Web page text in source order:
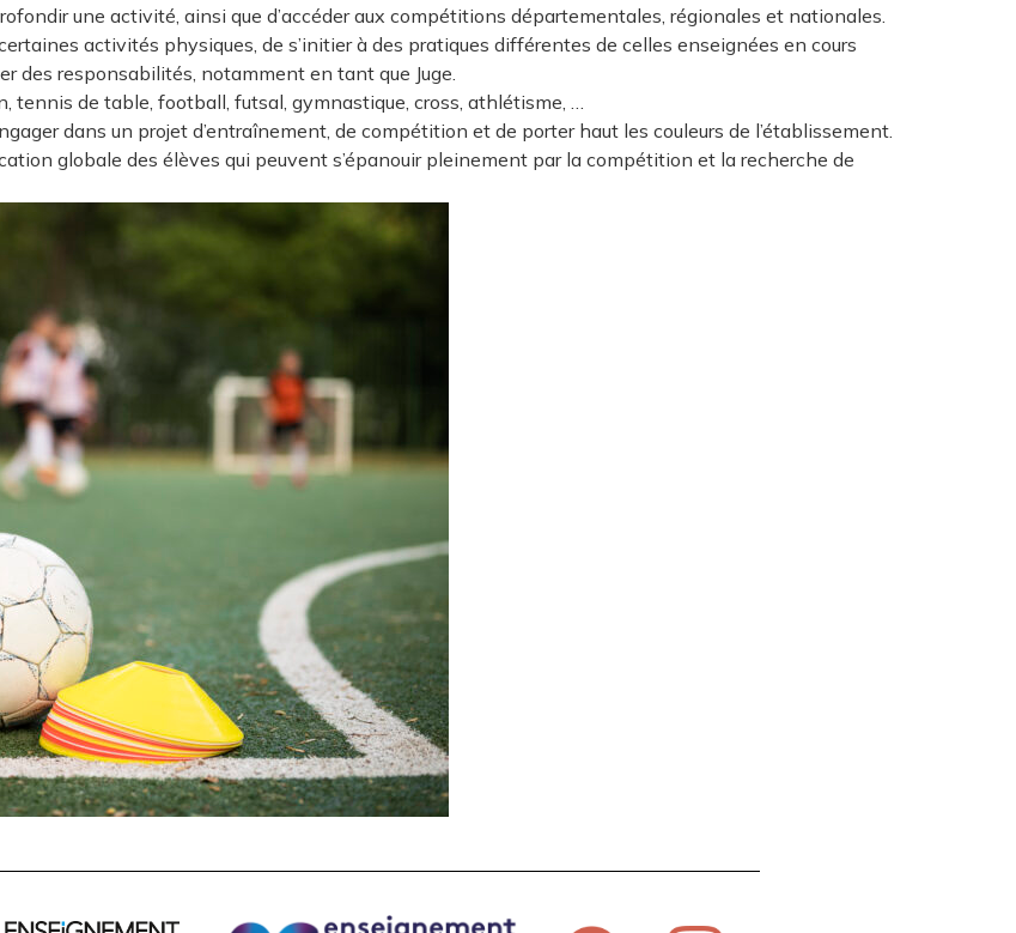
une activité, ainsi que d’accéder aux compétitions départementales, régionales et nationales.
activités physiques, de s’initier à des pratiques différentes de celles enseignées en cours
des responsabilités, notamment en tant que Juge.
de table, football, futsal, gymnastique, cross, athlétisme, …
dans un projet d’entraînement, de compétition et de porter haut les couleurs de l’établissement.
globale des élèves qui peuvent s’épanouir pleinement par la compétition et la recherche de